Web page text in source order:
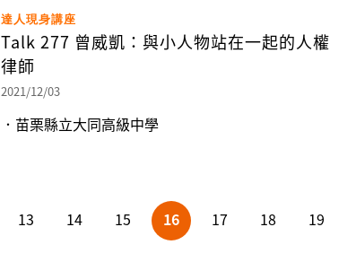
達人現身講座
Talk 277 曾威凱：與小人物站在一起的人權
律師
2021/12/03
．苗栗縣立大同高級中學
13 14 15 16 17 18 19